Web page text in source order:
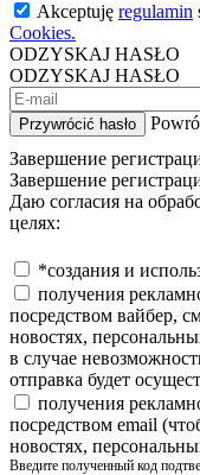
Akceptuję regulamin
Cookies.
ODZYSKAJ HASŁO
ODZYSKAJ HASŁO
Przywrócić hasło
Завершение
Завершение
Даю согласия на
целях:
*создания и
получения
посредством вайбер,
новостях,
в случае
отправка будет
получения
посредством email
новостях,
Введите полученный код